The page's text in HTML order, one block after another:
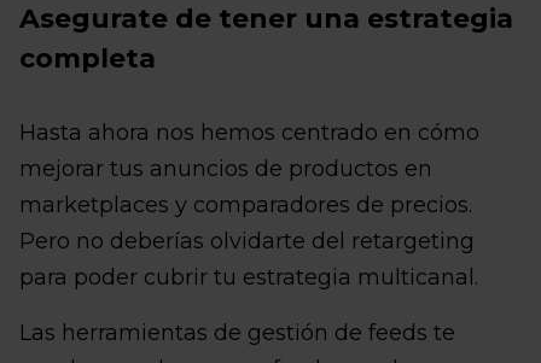
Asegurate de tener una estrategia
completa
Hasta ahora nos hemos centrado en cómo
mejorar tus anuncios de productos en
marketplaces y comparadores de precios.
Pero no deberías olvidarte del retargeting
para poder cubrir tu estrategia multicanal.
Las herramientas de gestión de feeds te